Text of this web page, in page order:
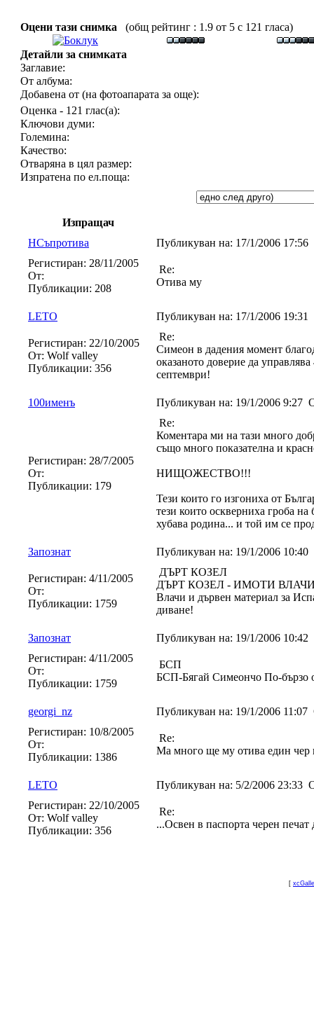
Оцени тази снимка (общ рейтинг : 1.9 от 5 с 121 гласа)
Детайли за снимката
Заглавие:
От албума:
Добавена от (на фотоапарата за още):
Оценка - 121 глас(а):
Ключови думи:
Големина:
Качество:
Отваряна в цял размер:
Изпратена по ел.поща:
Изпращач
НСъпротива
Публикуван на: 17/1/2006 17:56
Регистиран: 28/11/2005
От:
Публикации: 208
Re:
Отива му
LETO Публикуван на: 17/1/2006 19:31
Регистиран: 22/10/2005
От: Wolf valley
Публикации: 356
Re:
Симеон в дадения момент
оказаното доверие да
септември!
100именъ Публикуван на: 19/1/2006 9:27
Регистиран: 28/7/2005
От:
Публикации: 179
Re:
Коментара ми на тази много
също много показателна и
НИЩОЖЕСТВО!!!
Тези които го изгониха от
тези които оскверниха гроба
хубава родина... и той им се
Запознат Публикуван на: 19/1/2006 10:40
Регистиран: 4/11/2005
От:
Публикации: 1759
ДЪРТ КОЗЕЛ
ДЪРТ КОЗЕЛ - ИМОТИ
Влачи и дървен материал за
диване!
Запознат Публикуван на: 19/1/2006 10:42
Регистиран: 4/11/2005
От:
Публикации: 1759
БСП
БСП-Бягай Симеончо По-
gеorgi_nz Публикуван на: 19/1/2006 11:07
Регистиран: 10/8/2005
От:
Публикации: 1386
Re:
Ма много ще му отива един чер
LETO Публикуван на: 5/2/2006 23:33
Регистиран: 22/10/2005
От: Wolf valley
Публикации: 356
Re:
...Освен в паспорта черен
[